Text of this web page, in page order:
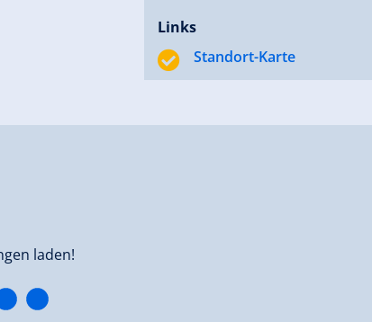
Links
Standort-Karte
laden!